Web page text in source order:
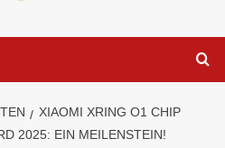
XIAOMI XRING O1 CHIP
2025: EIN MEILENSTEIN!